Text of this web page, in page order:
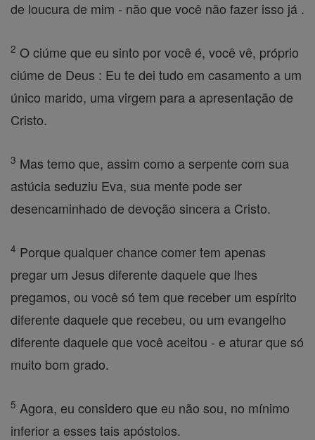
de loucura de mim - não que você não fazer isso já .
2 O ciúme que eu sinto por você é, você vê, próprio
ciúme de Deus : Eu te dei tudo em casamento a um
único marido, uma virgem para a apresentação de
Cristo.
3 Mas temo que, assim como a serpente com sua
astúcia seduziu Eva, sua mente pode ser
desencaminhado de devoção sincera a Cristo.
4 Porque qualquer chance comer tem apenas
pregar um Jesus diferente daquele que lhes
pregamos, ou você só tem que receber um espírito
diferente daquele que recebeu, ou um evangelho
diferente daquele que você aceitou - e aturar que só
muito bom grado.
5 Agora, eu considero que eu não sou, no mínimo
inferior a esses tais apóstolos.